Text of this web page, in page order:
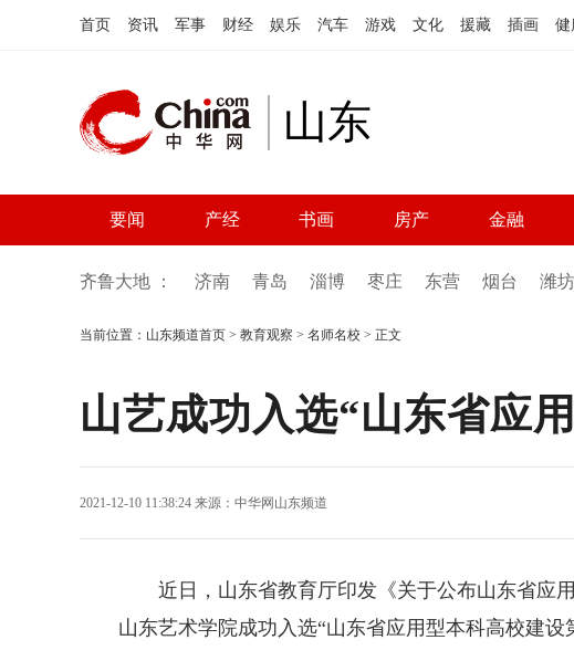
首页 资讯 军事 财经 娱乐 汽车 游戏 文化 援藏 插画 健
山东
要闻 产经 书画 房产 金融
齐鲁大地 ： 济南 青岛 淄博 枣庄 东营 烟台 潍坊
当前位置： 山东频道首页 > 教育观察 > 名师名校 > 正文
山艺成功入选“山东省应
2021-12-10 11:38:24 来源： 中华网山东频道
近日，山东省教育厅印发《关于公布山东省应
山东艺术学院成功入选“山东省应用型本科高校建设